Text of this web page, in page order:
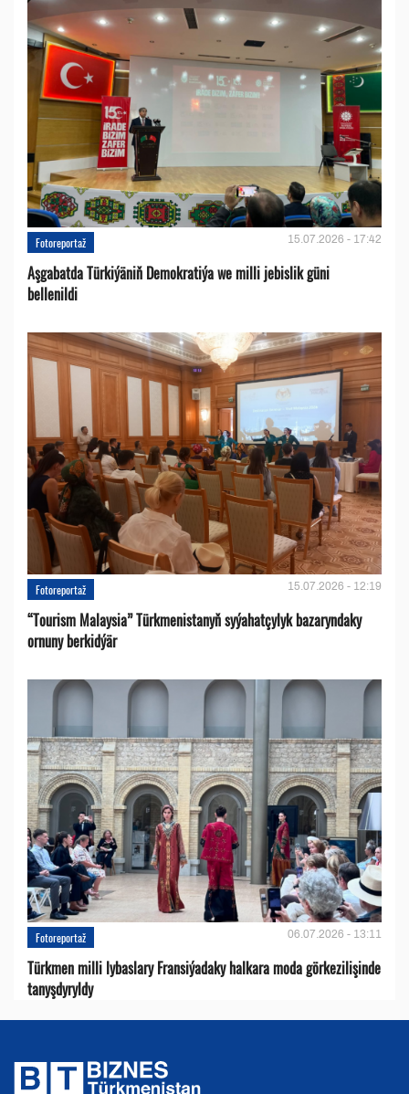
Fotoreportaž 15.07.2026 - 17:42
Aşgabatda Türkiýäniň Demokratiýa we milli jebislik güni
bellenildi
Fotoreportaž 15.07.2026 - 12:19
“Tourism Malaysia” Türkmenistanyň syýahatçylyk bazaryndaky
ornuny berkidýär
Fotoreportaž 06.07.2026 - 13:11
Türkmen milli lybaslary Fransiýadaky halkara moda görkezilişinde
tanyşdyryldy